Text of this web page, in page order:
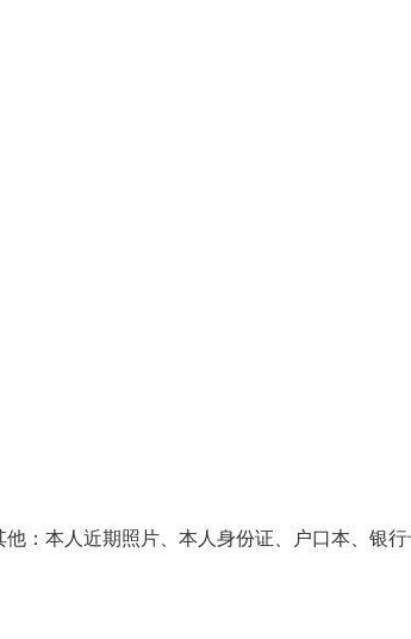
：本人近期照片、本人身份证、户口本、银行